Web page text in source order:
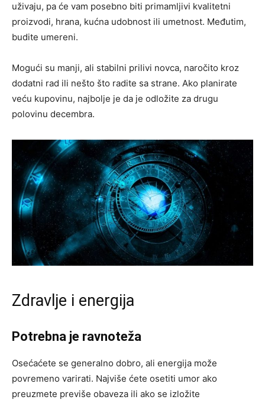
uživaju, pa će vam posebno biti primamljivi kvalitetni
proizvodi, hrana, kućna udobnost ili umetnost. Međutim,
budite umereni.
Mogući su manji, ali stabilni prilivi novca, naročito kroz
dodatni rad ili nešto što radite sa strane. Ako planirate
veću kupovinu, najbolje je da je odložite za drugu
polovinu decembra.
Zdravlje i energija
Potrebna je ravnoteža
Osećaćete se generalno dobro, ali energija može
povremeno varirati. Najviše ćete osetiti umor ako
preuzmete previše obaveza ili ako se izložite